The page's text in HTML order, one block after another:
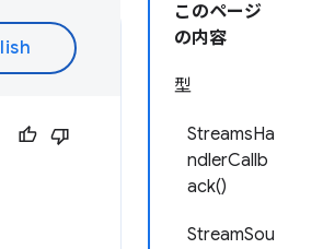
このページ
の内容
型
StreamsHa
ndlerCallb
ack()
StreamSou